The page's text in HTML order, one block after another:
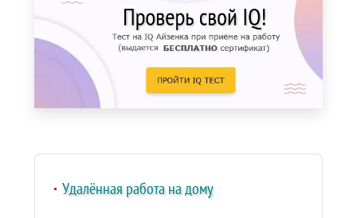
Удалённая работа на дому